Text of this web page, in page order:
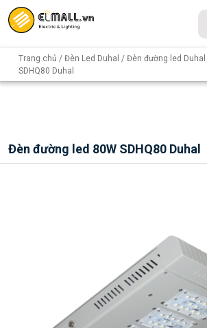
Trang chủ / Đèn Led Duhal / Đèn đường led Duhal
SDHQ80 Duhal
Đèn đường led 80W SDHQ80 Duhal